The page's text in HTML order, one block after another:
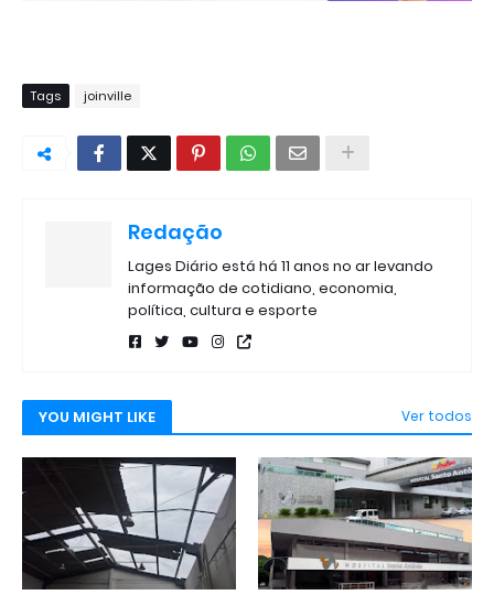
Tags joinville
Redação
Lages Diário está há 11 anos no ar levando
informação de cotidiano, economia,
política, cultura e esporte
YOU MIGHT LIKE Ver todos